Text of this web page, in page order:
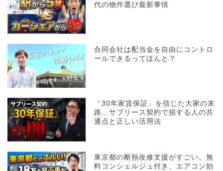
代の物件選び最新事情
合同会社は配当金を自由にコントロ
ールできるってほんと？
「30年家賃保証」を信じた大家の末
路…サブリース契約で損する人の共
通点と正しい活用法
東京都の断熱改修支援がすごい。無
料コンシェルジュ付き、エアコン効